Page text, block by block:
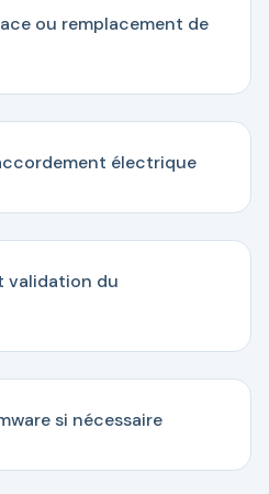
ou remplacement de
électrique
validation du
si nécessaire